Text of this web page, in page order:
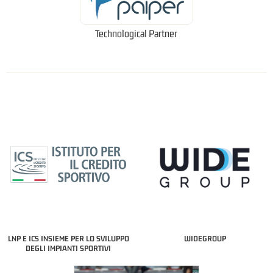
Technological Partner
LNP E ICS INSIEME PER LO SVILUPPO
DEGLI IMPIANTI SPORTIVI
WIDEGROUP